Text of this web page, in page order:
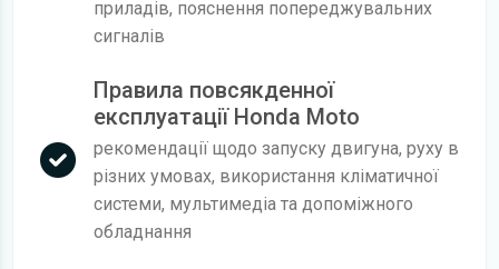
приладів, пояснення попереджувальних
сигналів
Правила повсякденної
експлуатації Honda Moto
рекомендації щодо запуску двигуна, руху в
різних умовах, використання кліматичної
системи, мультимедіа та допоміжного
обладнання